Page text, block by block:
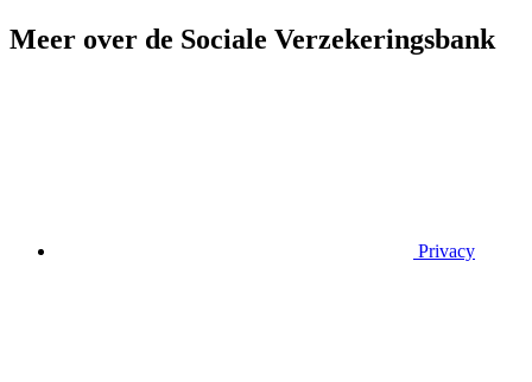
Meer over de Sociale Verzekeringsbank
Privacy